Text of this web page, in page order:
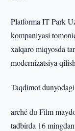
Platforma IT Park
kompaniyasi
xalqaro miqyosda
modernizatsiya
Taqdimot
arché du Film
tadbirda 16